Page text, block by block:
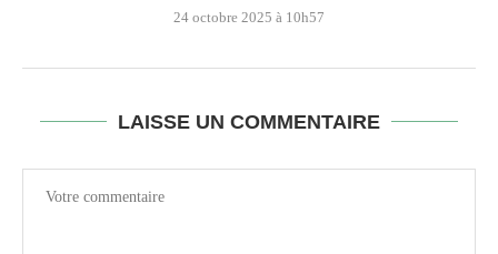
24 octobre 2025 à 10h57
LAISSE UN COMMENTAIRE